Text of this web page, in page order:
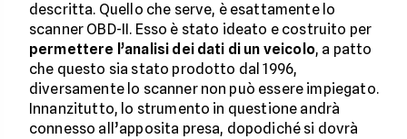
descritta. Quello che serve, è esattamente lo
scanner OBD-II. Esso è stato ideato e costruito per
permettere l’analisi dei dati di un veicolo, a patto
che questo sia stato prodotto dal 1996,
diversamente lo scanner non può essere impiegato.
Innanzitutto, lo strumento in questione andrà
connesso all’apposita presa, dopodiché si dovrà